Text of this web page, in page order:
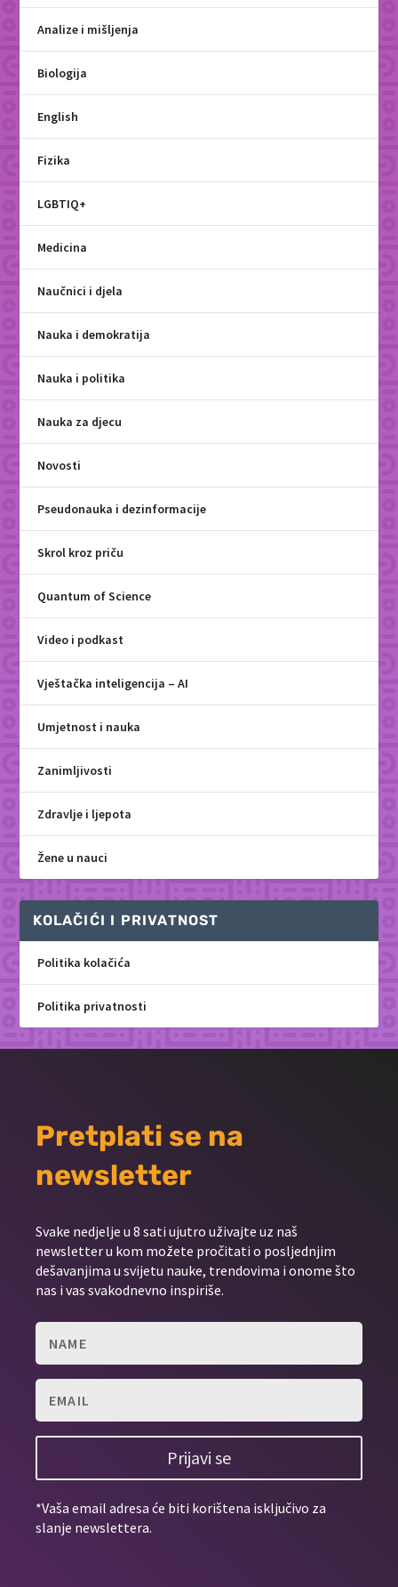
Analize i mišljenja
Biologija
English
Fizika
LGBTIQ+
Medicina
Naučnici i djela
Nauka i demokratija
Nauka i politika
Nauka za djecu
Novosti
Pseudonauka i dezinformacije
Skrol kroz priču
Quantum of Science
Video i podkast
Vještačka inteligencija – AI
Umjetnost i nauka
Zanimljivosti
Zdravlje i ljepota
Žene u nauci
KOLAČIĆI I PRIVATNOST
Politika kolačića
Politika privatnosti
Pretplati se na
newsletter
Svake nedjelje u 8 sati ujutro uživajte uz naš
newsletter u kom možete pročitati o posljednjim
dešavanjima u svijetu nauke, trendovima i onome što
nas i vas svakodnevno inspiriše.
Prijavi se
*Vaša email adresa će biti korištena isključivo za
slanje newslettera.